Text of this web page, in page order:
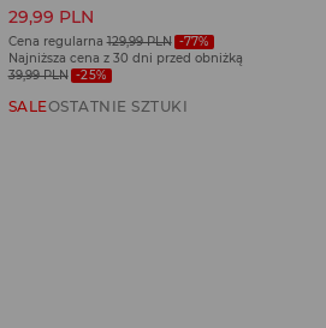
29,99 PLN
Cena regularna 129,99 PLN -77%
Najniższa cena z 30 dni przed obniżką
39,99 PLN -25%
SALEOSTATNIE SZTUKI